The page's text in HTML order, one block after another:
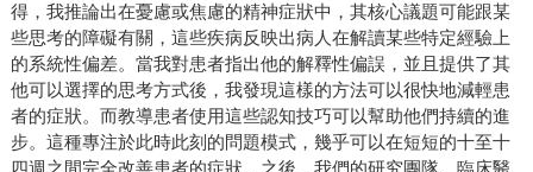
得，我推論出在憂慮或焦慮的精神症狀中，其核心議題可能跟某
些思考的障礙有關，這些疾病反映出病人在解讀某些特定經驗上
的系統性偏差。當我對患者指出他的解釋性偏誤，並且提供了其
他可以選擇的思考方式後，我發現這樣的方法可以很快地減輕患
者的症狀。而教導患者使用這些認知技巧可以幫助他們持續的進
步。這種專注於此時此刻的問題模式，幾乎可以在短短的十至十
四週之間完全改善患者的症狀。之後，我們的研究團隊、臨床醫